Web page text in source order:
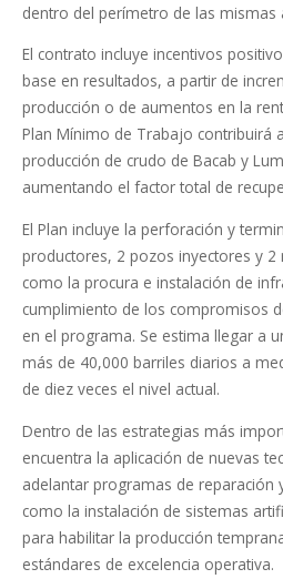
dentro del perímetro de las mismas
El contrato incluye incentivos
base en resultados, a partir de
producción o de aumentos en la
Plan Mínimo de Trabajo contribuirá
producción de crudo de Bacab y
aumentando el factor total de
El Plan incluye la perforación y
productores, 2 pozos inyectores y
como la procura e instalación de
cumplimiento de los compromisos
en el programa. Se estima llegar a
más de 40,000 barriles diarios a
de diez veces el nivel actual.
Dentro de las estrategias más
encuentra la aplicación de nuevas
adelantar programas de
como la instalación de sistemas
para habilitar la producción
estándares de excelencia operativa.